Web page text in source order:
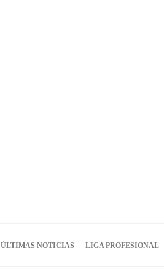
ÚLTIMAS NOTICIAS LIGA PROFESIONAL